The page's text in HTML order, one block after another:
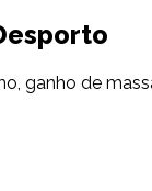
ganho de